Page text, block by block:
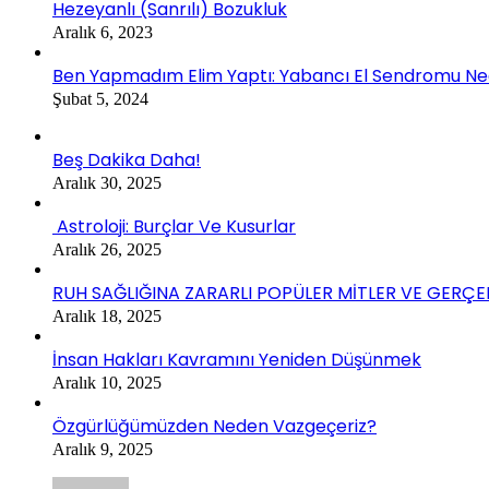
Hezeyanlı (Sanrılı) Bozukluk
Aralık 6, 2023
Ben Yapmadım Elim Yaptı: Yabancı El Sendromu
Şubat 5, 2024
Beş Dakika Daha!
Aralık 30, 2025
Astroloji: Burçlar Ve Kusurlar
Aralık 26, 2025
RUH SAĞLIĞINA ZARARLI POPÜLER MİTLER VE
Aralık 18, 2025
İnsan Hakları Kavramını Yeniden Düşünmek
Aralık 10, 2025
Özgürlüğümüzden Neden Vazgeçeriz?
Aralık 9, 2025